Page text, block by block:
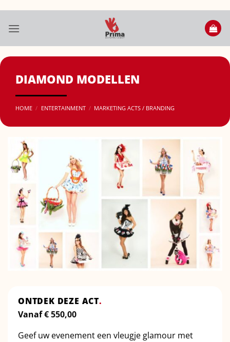
inhoud
DIAMOND MODELLEN
HOME / ENTERTAINMENT / MARKETING ACTS / BRANDING
ONTDEK DEZE ACT.
Vanaf€550,00
Geef uw evenement een vleugje glamour met